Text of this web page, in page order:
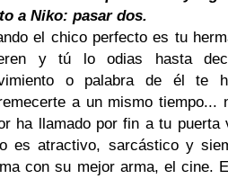
a Niko: pasar dos.
el chico perfecto es tu
y tú lo odias hasta
o palabra de él te
a un mismo tiempo...
ha llamado por fin a tu puerta
es atractivo, sarcástico y
con su mejor arma, el cine.